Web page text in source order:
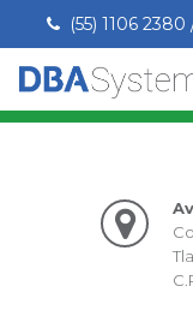
(55) 1106 2380